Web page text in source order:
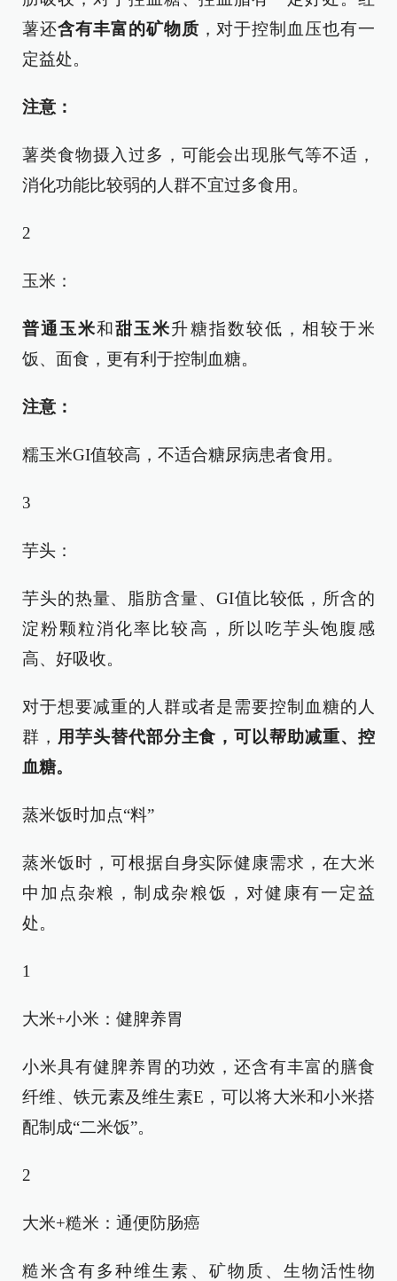
薯还含有丰富的矿物质 ，对于控制血压也有一
定益处。
注意：
薯类食物摄入过多，可能会出现胀气等不适，
消化功能比较弱的人群不宜过多食用。
2
玉米：
普通玉米和甜玉米升糖指数较低，相较于米
饭、面食，更有利于控制血糖。
注意：
糯玉米GI值较高，不适合糖尿病患者食用。
3
芋头：
芋头的热量、脂肪含量、GI值比较低，所含的
淀粉颗粒消化率比较高，所以吃芋头饱腹感
高、好吸收。
对于想要减重的人群或者是需要控制血糖的人
群， 用芋头替代部分主食，可以帮助减重、控
血糖。
蒸米饭时加点“料”
蒸米饭时，可根据自身实际健康需求，在大米
中加点杂粮，制成杂粮饭，对健康有一定益
处。
1
大米+小米：健脾养胃
小米具有健脾养胃的功效，还含有丰富的膳食
纤维、铁元素及维生素E，可以将大米和小米搭
配制成“二米饭”。
2
大米+糙米：通便防肠癌
糙米含有多种维生素、矿物质、生物活性物